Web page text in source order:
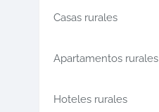
Casas rurales
Apartamentos rurales
Hoteles rurales